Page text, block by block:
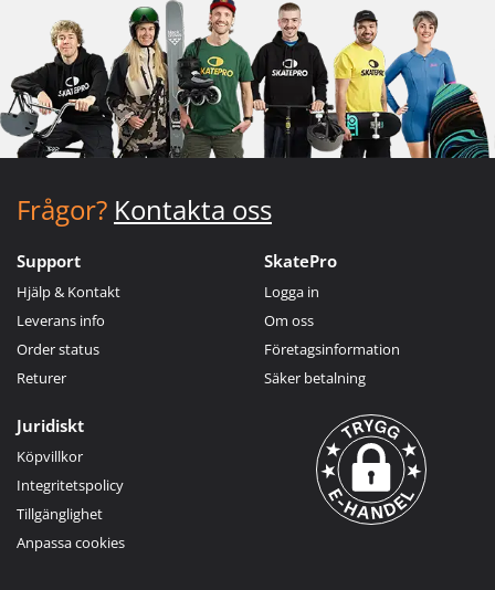
Frågor? Kontakta oss
Support
Hjälp & Kontakt
Leverans info
Order status
Returer
SkatePro
Logga in
Om oss
Företagsinformation
Säker betalning
Juridiskt
Köpvillkor
Integritetspolicy
Tillgänglighet
Anpassa cookies